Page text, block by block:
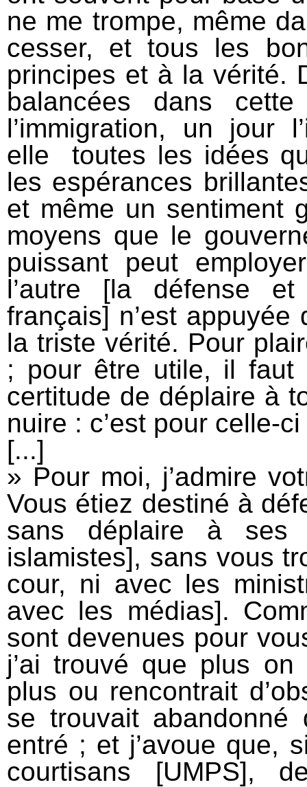
ne me trompe, même
cesser, et tous les
principes et à la vérité.
balancées dans
l’immigration, un jour
elle toutes les idées
les espérances
et même un sentiment
moyens que le
puissant peut
l’autre [la défense
français] n’est
la triste vérité. Pour
; pour être utile, il faut
certitude de déplaire à
nuire : c’est pour celle-
[...]
» Pour moi, j’admire
Vous étiez destiné à
sans déplaire à ses
islamistes], sans vous
cour, ni avec les
avec les médias].
sont devenues pour
j’ai trouvé que plus
plus ou rencontrait
se trouvait
entré ; et j’avoue que,
courtisans [UMPS],